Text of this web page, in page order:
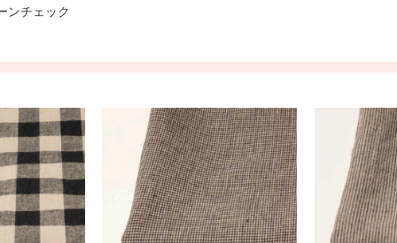
ンチェック